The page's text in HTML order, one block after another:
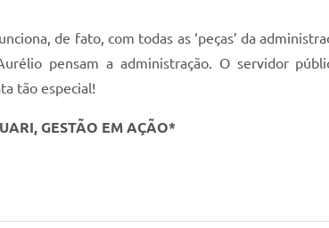
de fato, com todas as ‘peças’ da
pensam a administração. O servidor
tão especial!
GESTÃO EM AÇÃO*